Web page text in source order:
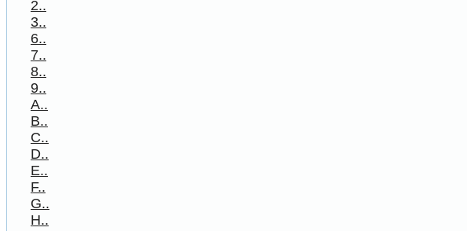
2..
3..
6..
7..
8..
9..
A..
B..
C..
D..
E..
F..
G..
H..